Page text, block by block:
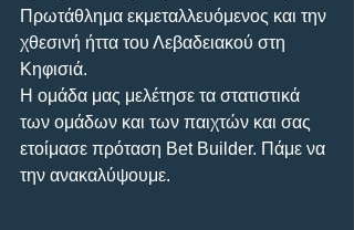
Πρωτάθλημα εκμεταλλευόμενος και την
χθεσινή ήττα του Λεβαδειακού στη
Κηφισιά.
Η ομάδα μας μελέτησε τα στατιστικά
των ομάδων και των παιχτών και σας
ετοίμασε πρόταση Bet Builder. Πάμε να
την ανακαλύψουμε.